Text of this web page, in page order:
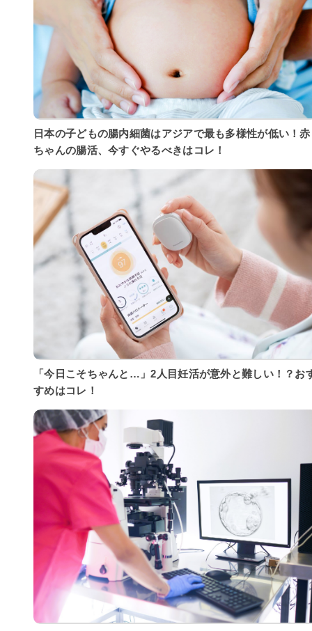
日本の子どもの腸内細菌はアジアで最も多様性が低い！赤
ちゃんの腸活、今すぐやるべきはコレ！
「今日こそちゃんと…」2人目妊活が意外と難しい！？お
すめはコレ！